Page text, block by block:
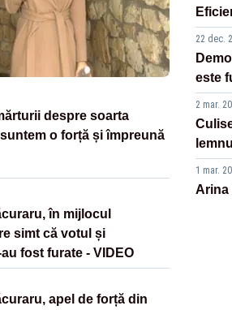
despre soarta
o forță și împreună
în mijlocul
simt că votul și
fost furate - VIDEO
apel de forță din
22 dec.
este
2 mar.
1 mar.
Arina